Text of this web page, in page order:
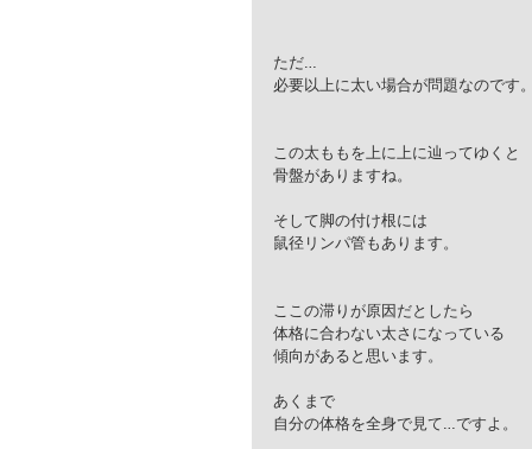
ただ…
必要以上に太い場合が問題なのです
この太ももを上に上に辿ってゆくと
骨盤がありますね。
そして脚の付け根には
鼠径リンパ管もあります。
ここの滞りが原因だとしたら
体格に合わない太さになっている
傾向があると思います。
あくまで
自分の体格を全身で見て…ですよ。